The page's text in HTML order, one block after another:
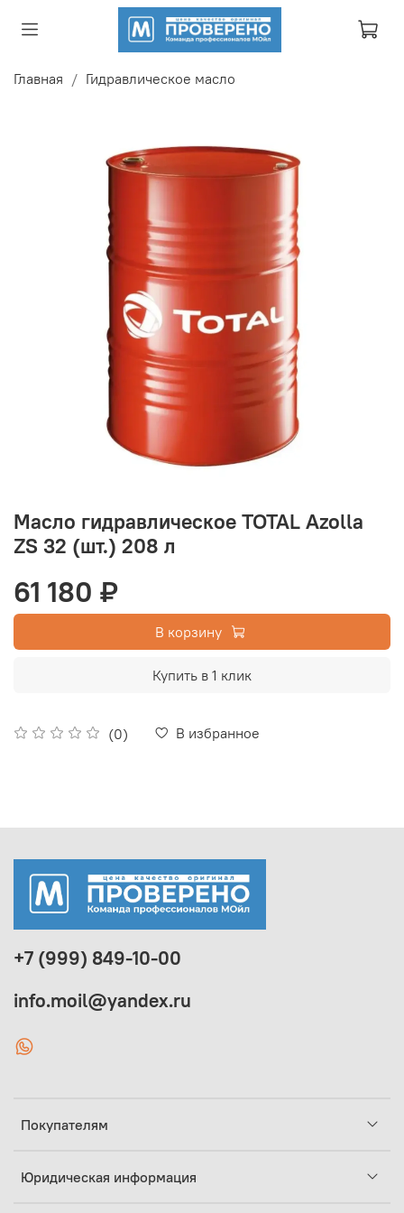
Главная Гидравлическое масло
Масло гидравлическое TOTAL Azolla
ZS 32 (шт.) 208 л
(0) В избранное
61 180 ₽
В корзину
Купить в 1 клик
Покупателям
Юридическая информация
+7 (999) 849-10-00
info.moil@yandex.ru